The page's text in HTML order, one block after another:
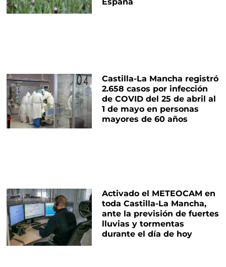
Castilla-La Mancha registró
2.658 casos por infección
de COVID del 25 de abril al
1 de mayo en personas
mayores de 60 años
Activado el METEOCAM en
toda Castilla-La Mancha,
ante la previsión de fuertes
lluvias y tormentas
durante el día de hoy